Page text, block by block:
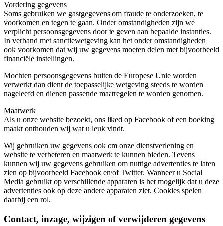
Vordering gegevens
Soms gebruiken we gastgegevens om fraude te onderzoeken, te
voorkomen en tegen te gaan. Onder omstandigheden zijn we
verplicht persoonsgegevens door te geven aan bepaalde instanties.
In verband met sanctiewetgeving kan het onder omstandigheden
ook voorkomen dat wij uw gegevens moeten delen met bijvoorbeeld
financiële instellingen.
Mochten persoonsgegevens buiten de Europese Unie worden
verwerkt dan dient de toepasselijke wetgeving steeds te worden
nageleefd en dienen passende maatregelen te worden genomen.
Maatwerk
Als u onze website bezoekt, ons liked op Facebook of een boeking
maakt onthouden wij wat u leuk vindt.
Wij gebruiken uw gegevens ook om onze dienstverlening en
website te verbeteren en maatwerk te kunnen bieden. Tevens
kunnen wij uw gegevens gebruiken om nuttige advertenties te laten
zien op bijvoorbeeld Facebook en/of Twitter. Wanneer u Social
Media gebruikt op verschillende apparaten is het mogelijk dat u deze
advertenties ook op deze andere apparaten ziet. Cookies spelen
daarbij een rol.
Contact, inzage, wijzigen of verwijderen gegevens